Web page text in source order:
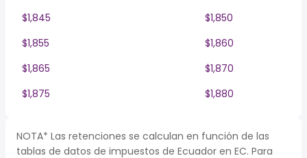
$1,845
$1,850
$1,855
$1,860
$1,865
$1,870
$1,875
$1,880
NOTA* Las retenciones se calculan en función de las
tablas de datos de impuestos de Ecuador en EC. Para